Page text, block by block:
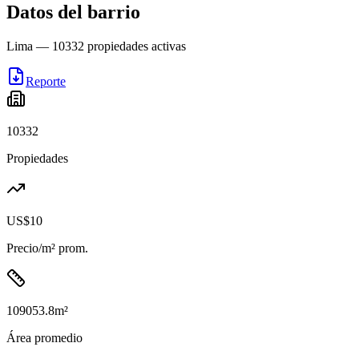
Datos del barrio
Lima — 10332 propiedades activas
Reporte
10332
Propiedades
US$10
Precio/m² prom.
109053.8m²
Área promedio